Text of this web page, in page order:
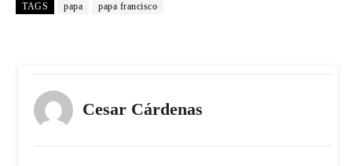
TAGS papa papa francisco
Cesar Cárdenas